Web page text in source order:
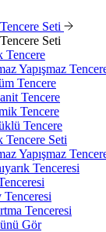
Seti
Seti
Tencere
Yapışmaz
Tencere
Tencere
Tencere
Tencere
Tencere Seti
Yapışmaz
Tenceresi
Tenceresi
Tenceresi
Gör